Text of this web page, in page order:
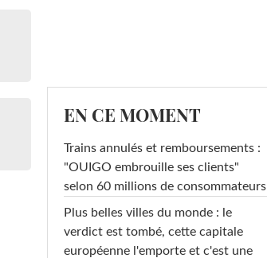
EN CE MOMENT
Trains annulés et remboursements :
"OUIGO embrouille ses clients"
selon 60 millions de consommateurs
Plus belles villes du monde : le
verdict est tombé, cette capitale
européenne l'emporte et c'est une